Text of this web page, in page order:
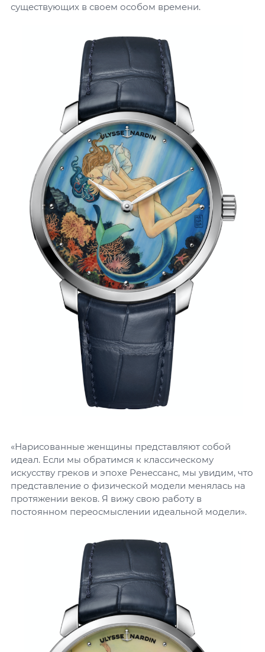
существующих в своем особом времени.
«Нарисованные женщины представляют собой
идеал. Если мы обратимся к классическому
искусству греков и эпохе Ренессанс, мы увидим, что
представление о физической модели менялась на
протяжении веков. Я вижу свою работу в
постоянном переосмыслении идеальной модели».